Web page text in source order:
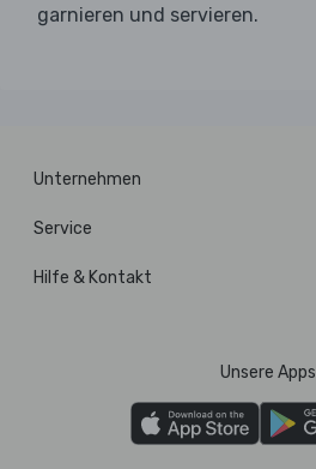
garnieren und servieren.
Unternehmen
Service
Hilfe & Kontakt
Unsere Apps